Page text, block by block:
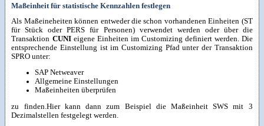
Maßeinheit für statistische Kennzahlen festlegen
Als Maßeineheiten können entweder die schon vorhandenen Einheiten (ST
für Stück oder PERS für Personen) verwendet werden oder über die
Transaktion CUNI eigene Einheiten im Customizing definiert werden. Die
entsprechende Einstellung ist im Customizing Pfad unter der Transaktion
SPRO unter:
SAP Netweaver
Allgemeine Einstellungen
Maßeinheiten überprüfen
zu finden.Hier kann dann zum Beispiel die Maßeinheit SWS mit 3
Dezimalstellen festgelegt werden.